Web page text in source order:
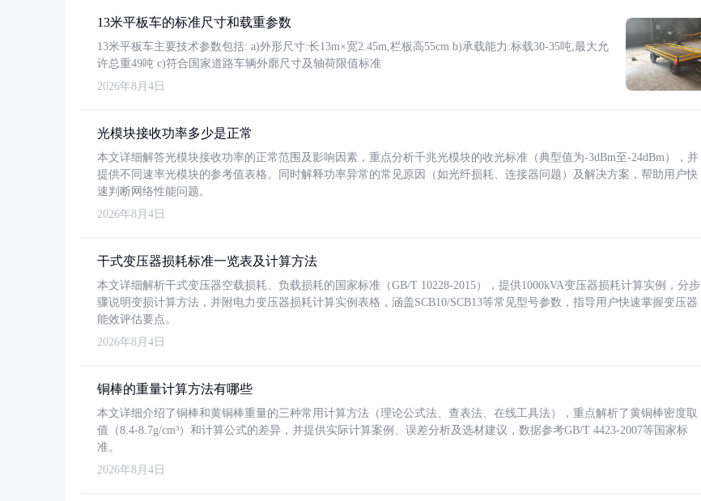
13米平板车的标准尺寸和载重参数
13米平板车主要技术参数包括: a)外形尺寸:长13m×宽2.45m,栏板高55cm b)承载能力:标载30-35吨,最大允
许总重49吨 c)符合国家道路车辆外廓尺寸及轴荷限值标准
2026年8月4日
光模块接收功率多少是正常
本文详细解答光模块接收功率的正常范围及影响因素，重点分析千兆光模块的收光标准（典型值为-3dBm至-24dBm），并
提供不同速率光模块的参考值表格。同时解释功率异常的常见原因（如光纤损耗、连接器问题）及解决方案，帮助用户快
速判断网络性能问题。
2026年8月4日
干式变压器损耗标准一览表及计算方法
本文详细解析干式变压器空载损耗、负载损耗的国家标准（GB/T 10228-2015），提供1000kVA变压器损耗计算实例，分步
骤说明变损计算方法，并附电力变压器损耗计算实例表格，涵盖SCB10/SCB13等常见型号参数，指导用户快速掌握变压器
能效评估要点。
2026年8月4日
铜棒的重量计算方法有哪些
本文详细介绍了铜棒和黄铜棒重量的三种常用计算方法（理论公式法、查表法、在线工具法），重点解析了黄铜棒密度取
值（8.4-8.7g/cm³）和计算公式的差异，并提供实际计算案例、误差分析及选材建议，数据参考GB/T 4423-2007等国家标
准。
2026年8月4日